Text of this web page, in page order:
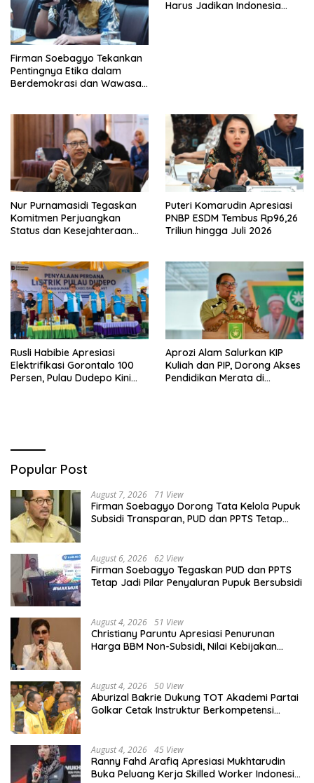
Firman Soebagyo Tekankan
Pentingnya Etika dalam
Berdemokrasi dan Wawasan
Harus Jadikan Indonesia
Nur Purnamasidi Tegaskan
Komitmen Perjuangkan
Status dan Kesejahteraan
Puteri Komarudin Apresiasi
PNBP ESDM Tembus Rp96,26
Triliun hingga Juli 2026
Rusli Habibie Apresiasi
Elektrifikasi Gorontalo 100
Persen, Pulau Dudepo Kini
Aprozi Alam Salurkan KIP
Kuliah dan PIP, Dorong Akses
Pendidikan Merata di
Popular Post
August 7, 2026 71 View
Firman Soebagyo Dorong Tata Kelola Pupuk
Subsidi Transparan, PUD dan PPTS Tetap
August 6, 2026 62 View
Firman Soebagyo Tegaskan PUD dan PPTS
Tetap Jadi Pilar Penyaluran Pupuk Bersubsidi
August 4, 2026 51 View
Christiany Paruntu Apresiasi Penurunan
Harga BBM Non-Subsidi, Nilai Kebijakan
August 4, 2026 50 View
Aburizal Bakrie Dukung TOT Akademi Partai
Golkar Cetak Instruktur Berkompetensi
August 4, 2026 45 View
Ranny Fahd Arafiq Apresiasi Mukhtarudin
Buka Peluang Kerja Skilled Worker Indonesia